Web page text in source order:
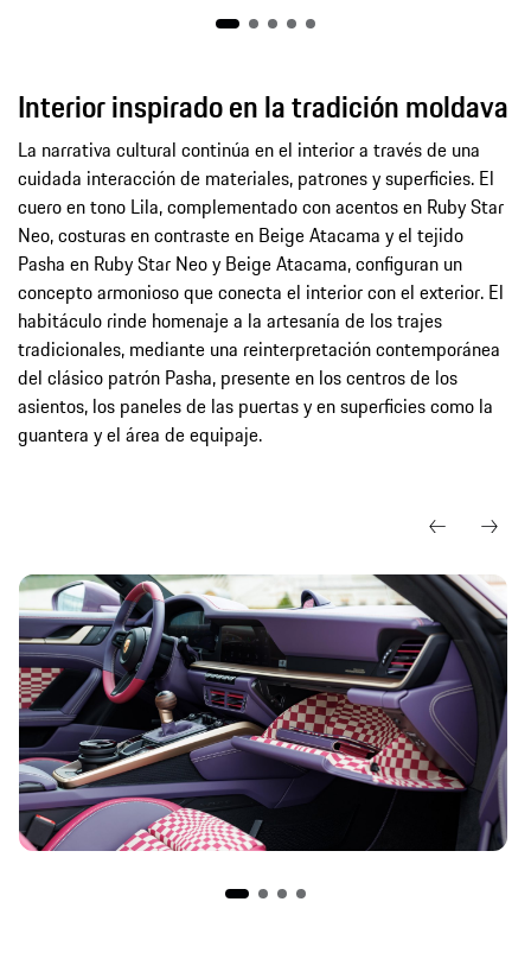
Interior inspirado en la tradición moldava
La narrativa cultural continúa en el interior a través de una
cuidada interacción de materiales, patrones y superficies. El
cuero en tono Lila, complementado con acentos en Ruby Star
Neo, costuras en contraste en Beige Atacama y el tejido
Pasha en Ruby Star Neo y Beige Atacama, configuran un
concepto armonioso que conecta el interior con el exterior. El
habitáculo rinde homenaje a la artesanía de los trajes
tradicionales, mediante una reinterpretación contemporánea
del clásico patrón Pasha, presente en los centros de los
asientos, los paneles de las puertas y en superficies como la
guantera y el área de equipaje.